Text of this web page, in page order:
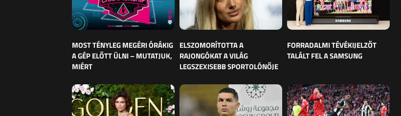
MOST TÉNYLEG MEGÉRI ÓRÁKIG
A GÉP ELŐTT ÜLNI – MUTATJUK,
MIÉRT
ELSZOMORÍTOTTA A
RAJONGÓKAT A VILÁG
LEGSZEXISEBB SPORTOLÓNŐJE
FORRADALMI TÉVÉKIJELZŐT
TALÁLT FEL A SAMSUNG